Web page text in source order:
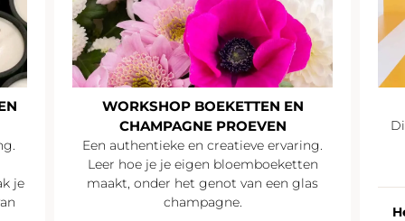
je
WORKSHOP BOEKETTEN EN
CHAMPAGNE PROEVEN
Een authentieke en creatieve ervaring.
Leer hoe je je eigen bloemboeketten
maakt, onder het genot van een glas
champagne.